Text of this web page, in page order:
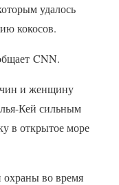
удалось
кокосов.
CNN.
и женщину
Кей сильным
в открытое море
охраны во время